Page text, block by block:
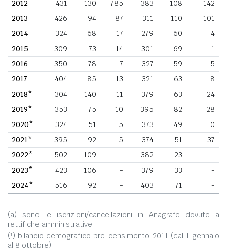
2012
431 130 785 383 108
142
2013
426 94 87 311 110
101
2014
324 68 17 279 60
4
2015
309 73 14 301 69
1
2016
350 78 7 327 59
5
2017
404 85 13 321 63
8
2018*
304 140 11 379 63
24
2019*
353 75 10 395 82
28
2020*
324 51 5 373 49
0
2021*
395 92 5 374 51
37
2022*
502 109 - 382 23
-
2023*
423 106 - 379 33
-
2024*
516 92 - 403 71 -
(a) sono le iscrizioni/cancellazioni in Anagrafe dovute a
rettifiche amministrative.
(¹) bilancio demografico pre-censimento 2011 (dal 1 gennaio
al 8 ottobre)